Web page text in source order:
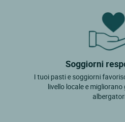
Soggiorni
I tuoi pasti e soggiorni
livello locale e